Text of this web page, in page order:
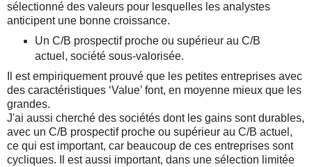
sélectionné des valeurs pour lesquelles les analystes
anticipent une bonne croissance.
Un C/B prospectif proche ou supérieur au C/B
actuel, société sous-valorisée.
Il est empiriquement prouvé que les petites entreprises avec
des caractéristiques ‘Value’ font, en moyenne mieux que les
grandes.
J'ai aussi cherché des sociétés dont les gains sont durables,
avec un C/B prospectif proche ou supérieur au C/B actuel,
ce qui est important, car beaucoup de ces entreprises sont
cycliques. Il est aussi important, dans une sélection limitée